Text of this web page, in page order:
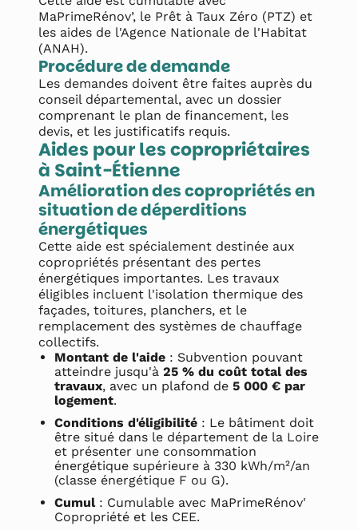
MaPrimeRénov’, le Prêt à Taux Zéro (PTZ) et
les aides de l'Agence Nationale de l'Habitat
(ANAH).
Procédure de demande
Les demandes doivent être faites auprès du
conseil départemental, avec un dossier
comprenant le plan de financement, les
devis, et les justificatifs requis.
Aides pour les copropriétaires
à Saint-Étienne
Amélioration des copropriétés en
situation de déperditions
énergétiques
Cette aide est spécialement destinée aux
copropriétés présentant des pertes
énergétiques importantes. Les travaux
éligibles incluent l'isolation thermique des
façades, toitures, planchers, et le
remplacement des systèmes de chauffage
collectifs.
Montant de l'aide : Subvention pouvant
atteindre jusqu'à 25 % du coût total des
travaux, avec un plafond de 5 000 € par
logement.
Conditions d'éligibilité : Le bâtiment doit
être situé dans le département de la Loire
et présenter une consommation
énergétique supérieure à 330 kWh/m²/an
(classe énergétique F ou G).
Cumul: Cumulable avec MaPrimeRénov'
Copropriété et les CEE.